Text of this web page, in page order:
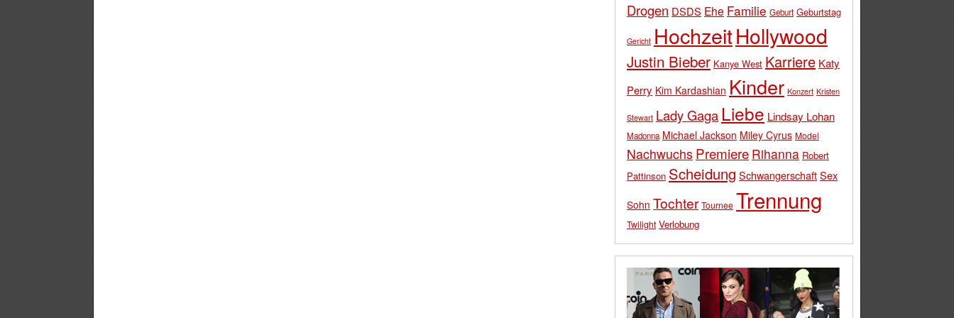
Drogen DSDS Ehe Familie Geburt Geburtstag
Gericht HochzeitHollywood
Justin Bieber Kanye West Karriere Katy
Perry Kim Kardashian Kinder Konzert Kristen
Stewart Lady Gaga Liebe Lindsay Lohan
Madonna Michael Jackson Miley Cyrus Model
Nachwuchs Premiere Rihanna Robert
Pattinson Scheidung SchwangerschaftSex
Sohn Tochter Tournee Trennung
Twilight Verlobung